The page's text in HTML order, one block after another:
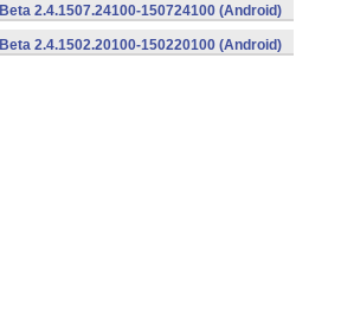
2.4.1507.24100-150724100 (Android)
2.4.1502.20100-150220100 (Android)